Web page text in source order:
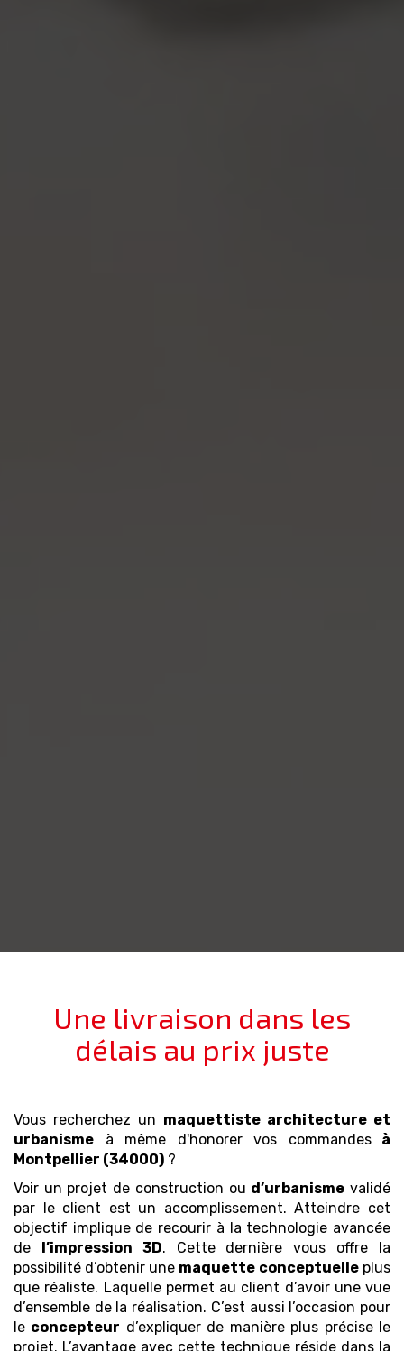
Une livraison dans les
délais au prix juste
Vous recherchez un maquettiste architecture et
urbanisme à même d'honorer vos commandes
à
Montpellier (34000) ?
Voir un projet de construction ou d’urbanisme validé
par le client est un accomplissement. Atteindre cet
objectif implique de recourir à la technologie avancée
de l’impression 3D. Cette dernière vous offre la
possibilité d’obtenir une maquette conceptuelle plus
que réaliste. Laquelle permet au client d’avoir une vue
d’ensemble de la réalisation. C’est aussi l’occasion pour
le concepteur d’expliquer de manière plus précise le
projet. L’avantage avec cette technique réside dans la